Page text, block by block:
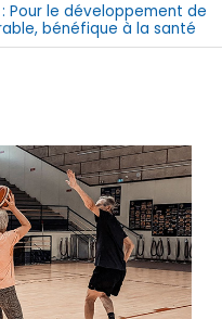
Pour le développement de
bénéfique à la santé